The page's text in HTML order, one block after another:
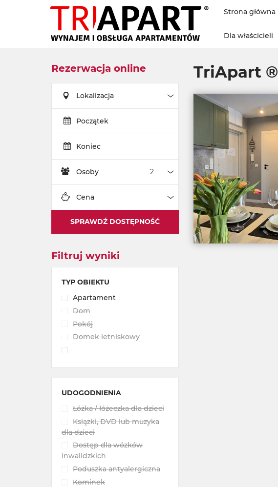
Strona główna
Dla właścicieli
Rezerwacja online
Lokalizacja Lokalizacja
Początek
Koniec
Osoby Osoby
Cena Cena
SPRAWDŹ DOSTĘPNOŚĆ
Filtruj wyniki
TYP OBIEKTU
Apartament
Dom
Pokój
Domek letniskowy
UDOGODNIENIA
Łóżka / łóżeczka dla dzieci
Książki, DVD lub muzyka
dla dzieci
Dostęp dla wózków
inwalidzkich
Poduszka antyalergiczna
Kominek
TriApart ®